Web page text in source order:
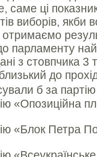
саме ці
виборів, якби
отримаємо
парламенту
з стовпчика 3
до
б за
«Опозиційна
«Блок Петра